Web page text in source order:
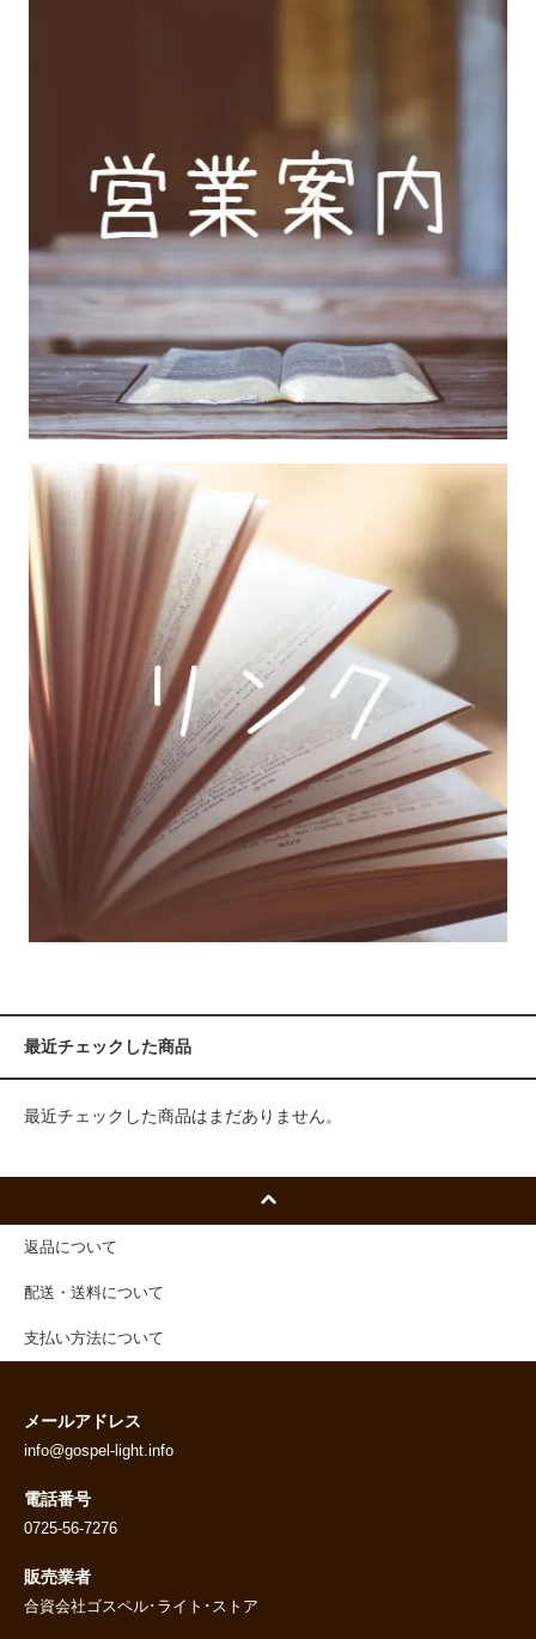
最近チェックした商品
最近チェックした商品はまだありません。
返品について
配送・送料について
支払い方法について
メールアドレス
info@gospel-light.info
電話番号
0725-56-7276
販売業者
合資会社ゴスペル･ライト･ストア